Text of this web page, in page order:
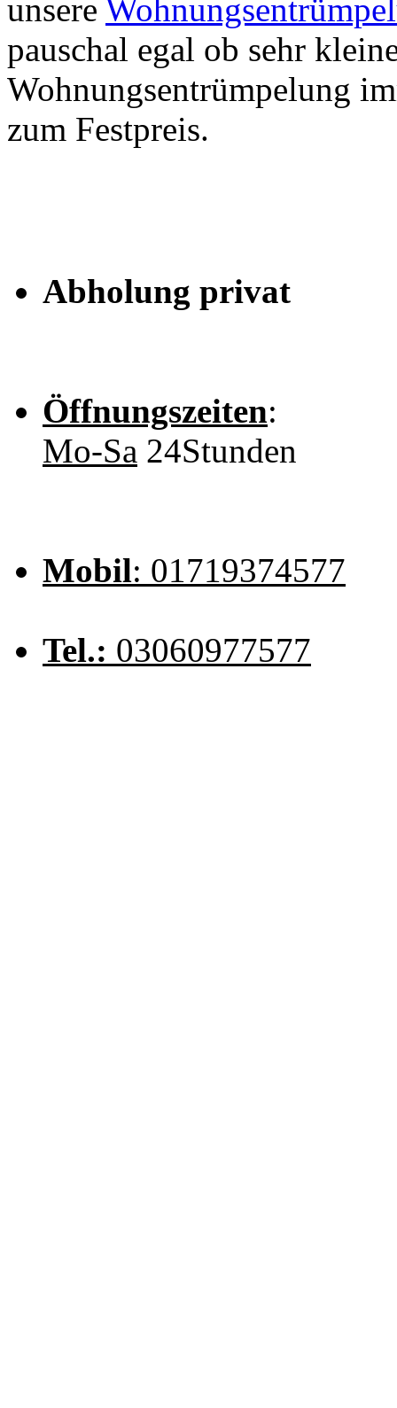
unsere
pauschal egal ob sehr
Wohnungsentrümpelung
zum Festpreis.
Abholung privat
Öffnungszeiten:
Mo-Sa 24Stunden
Mobil: 01719374577
Tel.: 03060977577